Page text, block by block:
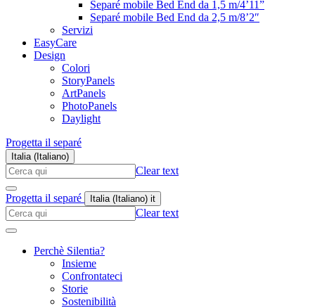
Separé mobile Bed End da 1,5 m/4’11”
Separé mobile Bed End da 2,5 m/8’2″
Servizi
EasyCare
Design
Colori
StoryPanels
ArtPanels
PhotoPanels
Daylight
Progetta il separé
Italia (Italiano)
Search
here
Clear text
Progetta il separé Italia (Italiano) it
Search
here
Clear text
Perchè Silentia?
Insieme
Confrontateci
Storie
Sostenibilità